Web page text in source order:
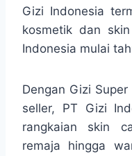
Gizi Indonesia
kosmetik dan
Indonesia mulai
Dengan Gizi
seller, PT Gizi
rangkaian skin
remaja hingga